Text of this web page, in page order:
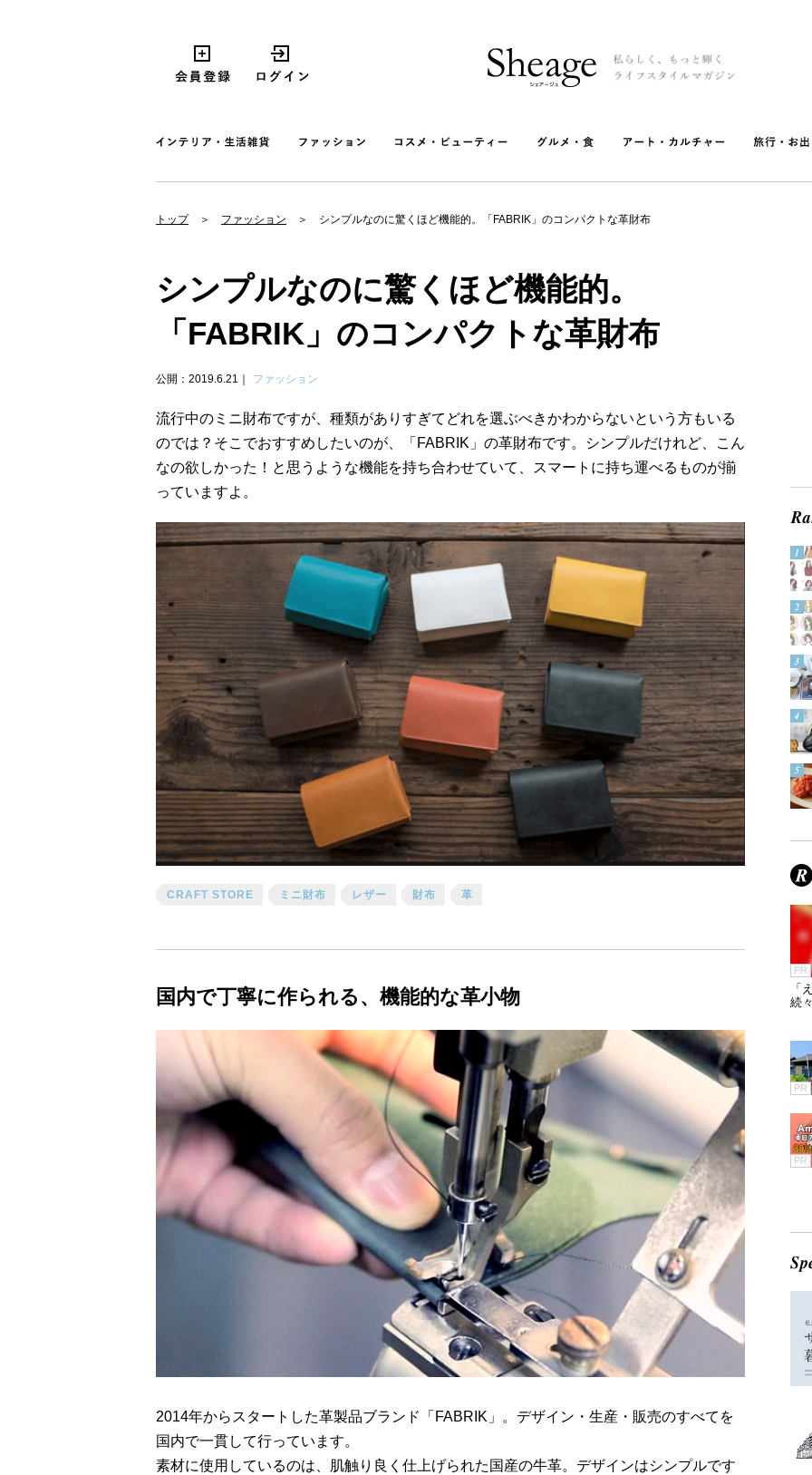
トップ ファッション シンプルなのに驚くほど機能的。「FABRIK」のコンパクトな革財布
シンプルなのに驚くほど機能的。
「FABRIK」のコンパクトな革財布
公開：2019.6.21 ファッション
流行中のミニ財布ですが、種類がありすぎてどれを選ぶべきかわからないという方もいる
のでは？そこでおすすめしたいのが、「FABRIK」の革財布です。シンプルだけれど、こん
なの欲しかった！と思うような機能を持ち合わせていて、スマートに持ち運べるものが揃
っていますよ。
CRAFT STORE ミニ財布 レザー 財布 革
国内で丁寧に作られる、機能的な革小物
2014年からスタートした革製品ブランド「FABRIK」。デザイン・生産・販売のすべてを
国内で一貫して行っています。
素材に使用しているのは、肌触り良く仕上げられた国産の牛革。デザインはシンプルです
PR
「
続
PR
PR